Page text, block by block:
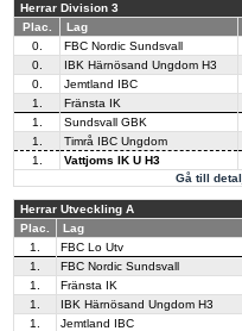
Herrar Division 3
Plac.
Lag
Gå till
0. FBC Nordic Sundsvall
0.
IBK Härnösand Ungdom H3
0.
Jemtland IBC
1.
Fränsta IK
1.
Sundsvall GBK
1.
Timrå IBC Ungdom
1.
Vattjoms IK U H3
Herrar Utveckling A
Plac.
Lag
1. FBC Lo Utv
1.
FBC Nordic Sundsvall
1.
Fränsta IK
1.
IBK Härnösand Ungdom H3
1.
Jemtland IBC